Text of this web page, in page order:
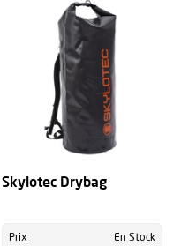
Skylotec Drybag
Prix En Stock